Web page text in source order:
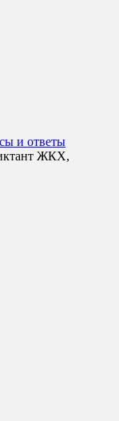
и ответы
ЖКХ,